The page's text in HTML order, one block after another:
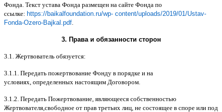
Фонда Текст устава Фонда размещен на сайте Фонда по
ссылке: https://baikalfoundation.ru/wp- content/uploads/2019/01/Ustav-
Fonda-Ozero-Bajkal.pdf
3. Права и обязанности сторон
3.1. Жертвователь обязуется:
3.1.1. Передать пожертвование Фонду в порядке и на
условиях определенных настоящим Договором
3.1.2. Передать Пожертвование являющееся собственностью
Жертвователя свободное от прав третьих лиц не состоящее в споре или под